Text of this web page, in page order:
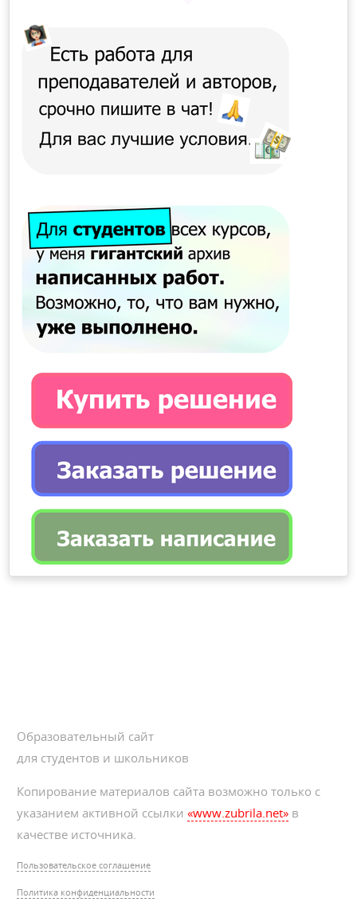
Образовательный сайт
для студентов и школьников
Копирование материалов сайта возможно только с
указанием активной ссылки«www.zubrila.net» в
качестве источника.
Пользовательское соглашение
Политика конфиденциальности